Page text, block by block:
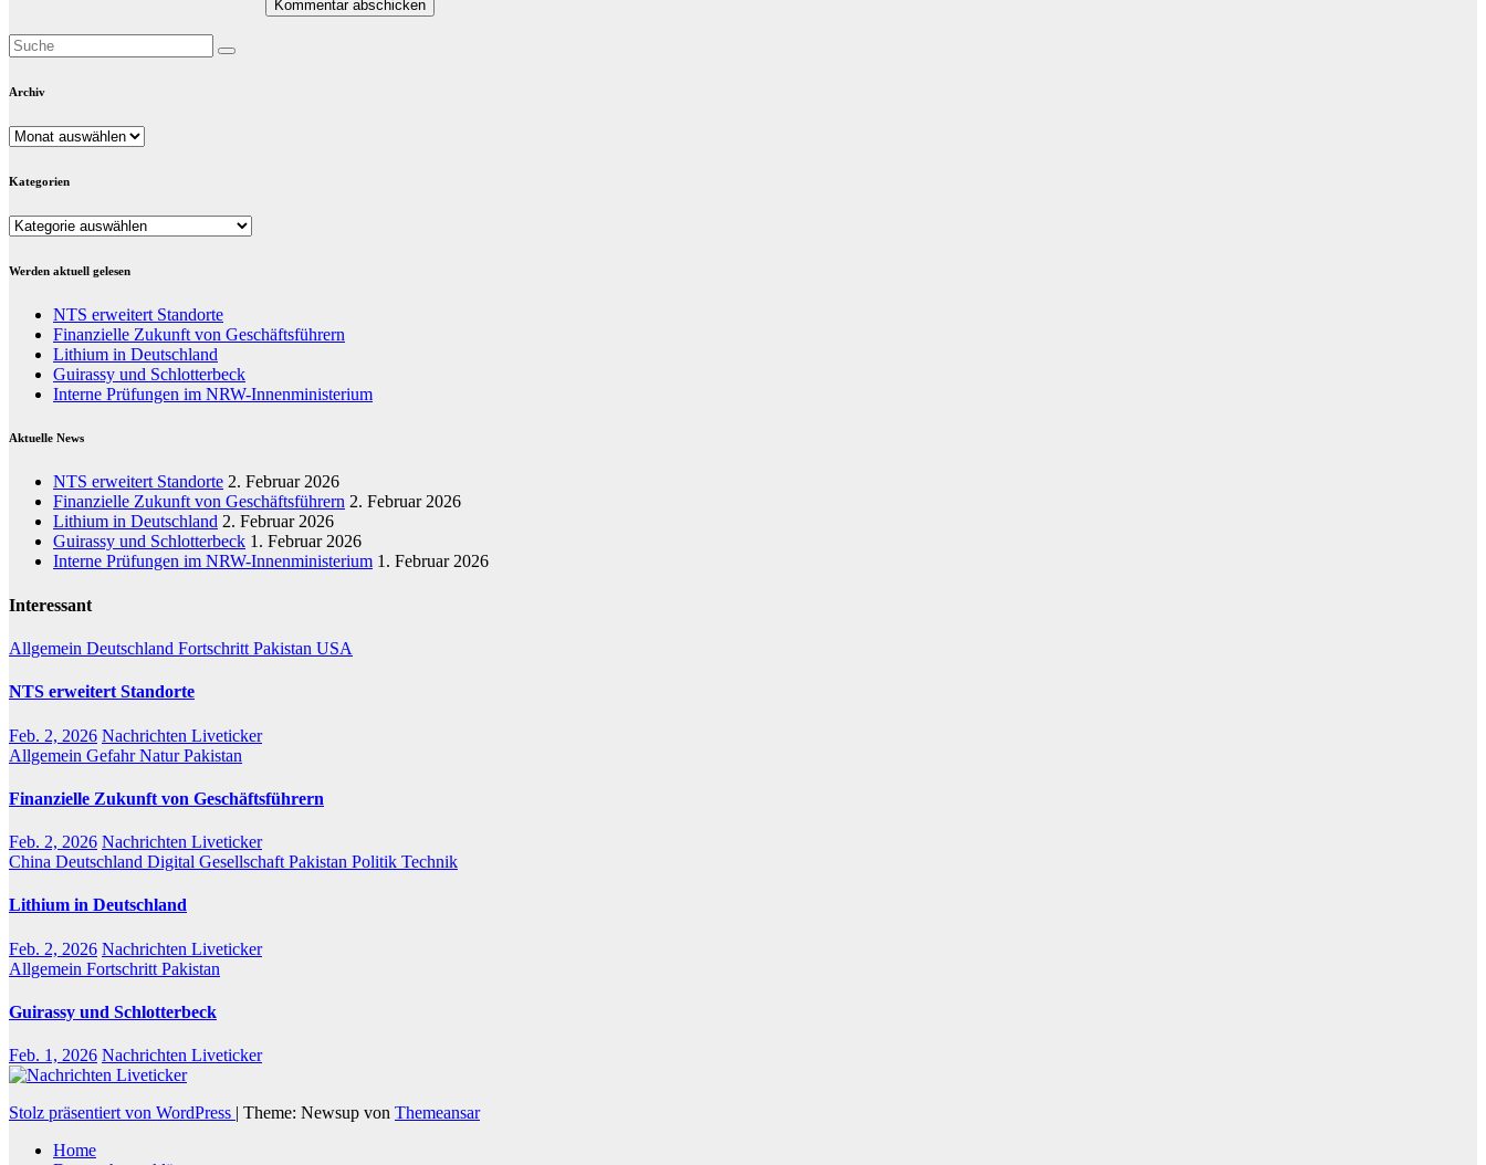
Archiv
Archiv
Kategorien
Kategorien
Werden aktuell gelesen
NTS erweitert Standorte
Finanzielle Zukunft von Geschäftsführern
Lithium in Deutschland
Guirassy und Schlotterbeck
Interne Prüfungen im NRW-Innenministerium
Aktuelle News
NTS erweitert Standorte 2. Februar 2026
Finanzielle Zukunft von Geschäftsführern 2. Februar 2026
Lithium in Deutschland 2. Februar 2026
Guirassy und Schlotterbeck 1. Februar 2026
Interne Prüfungen im NRW-Innenministerium 1. Februar 2026
Interessant
Allgemein Deutschland Fortschritt Pakistan USA
NTS erweitert Standorte
Feb. 2, 2026 Nachrichten Liveticker
Allgemein GefahrNaturPakistan
Finanzielle Zukunft von Geschäftsführern
Feb. 2, 2026 Nachrichten Liveticker
China Deutschland Digital Gesellschaft Pakistan Politik Technik
Lithium in Deutschland
Feb. 2, 2026 Nachrichten Liveticker
Allgemein Fortschritt Pakistan
Guirassy und Schlotterbeck
Feb. 1, 2026 Nachrichten Liveticker
Stolz präsentiert von WordPress | Theme: Newsup von Themeansar
Home